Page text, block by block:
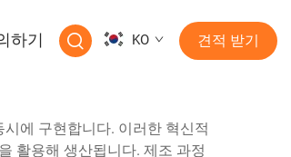
하기 KO 견적 받기
에 구현합니다. 이러한 혁신적
활용해 생산됩니다. 제조 과정